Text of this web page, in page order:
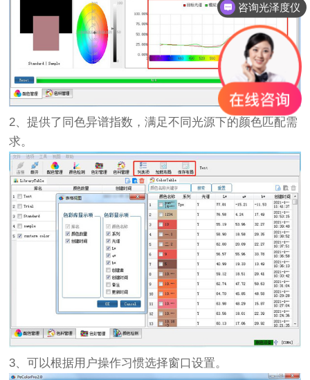
2、提供了同色异谱指数，满足不同光源下的颜色匹配需
求。
3、可以根据用户操作习惯选择窗口设置。
咨询光泽度仪